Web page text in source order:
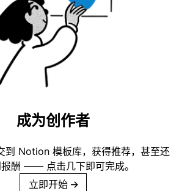
成为创作者
到 Notion 模板库，获得推荐，甚至还
酬 —— 点击几下即可完成。
立即开始 →